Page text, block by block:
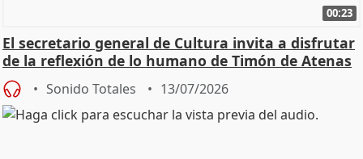
00:23
El secretario general de Cultura invita a disfrutar
de la reflexión de lo humano de Timón de Atenas
Sonido Totales 13/07/2026